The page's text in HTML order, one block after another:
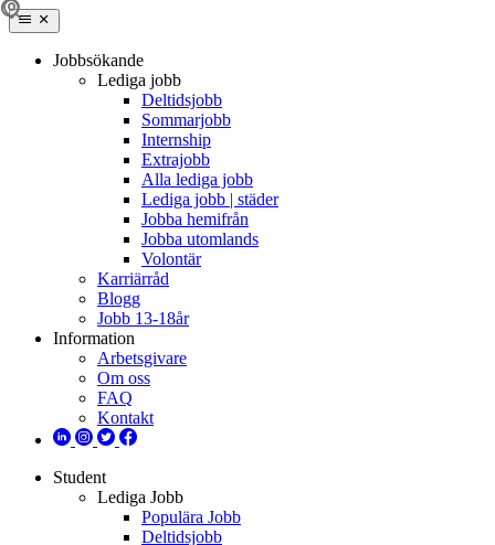
Jobbsökande
Lediga jobb
Deltidsjobb
Sommarjobb
Internship
Extrajobb
Alla lediga jobb
Lediga jobb | städer
Jobba hemifrån
Jobba utomlands
Volontär
Karriärråd
Blogg
Jobb 13-18år
Information
Arbetsgivare
Om oss
FAQ
Kontakt
Student
Lediga Jobb
Populära Jobb
Deltidsjobb